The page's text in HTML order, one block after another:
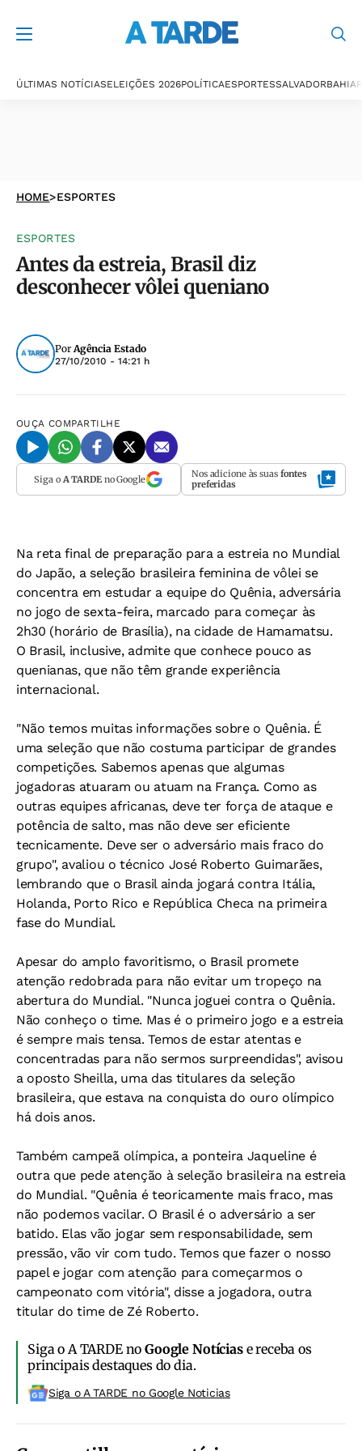
ÚLTIMAS NOTÍCIASELEIÇÕES 2026POLÍTICAESPORTESSALVADORBAHIA
HOME>ESPORTES
ESPORTES
Antes da estreia, Brasil diz
desconhecer vôlei queniano
PorAgência Estado
27/10/2010 - 14:21 h
OUÇA COMPARTILHE
Siga o A TARDEno Google Nos adicione às suas fontes
preferidas
Na reta final de preparação para a estreia no Mundial
do Japão, a seleção brasileira feminina de vôlei se
concentra em estudar a equipe do Quênia, adversária
no jogo de sexta-feira, marcado para começar às
2h30 (horário de Brasília), na cidade de Hamamatsu.
O Brasil, inclusive, admite que conhece pouco as
quenianas, que não têm grande experiência
internacional.
"Não temos muitas informações sobre o Quênia. É
uma seleção que não costuma participar de grandes
competições. Sabemos apenas que algumas
jogadoras atuaram ou atuam na França. Como as
outras equipes africanas, deve ter força de ataque e
potência de salto, mas não deve ser eficiente
tecnicamente. Deve ser o adversário mais fraco do
grupo", avaliou o técnico José Roberto Guimarães,
lembrando que o Brasil ainda jogará contra Itália,
Holanda, Porto Rico e República Checa na primeira
fase do Mundial.
Apesar do amplo favoritismo, o Brasil promete
atenção redobrada para não evitar um tropeço na
abertura do Mundial. "Nunca joguei contra o Quênia.
Não conheço o time. Mas é o primeiro jogo e a estreia
é sempre mais tensa. Temos de estar atentas e
concentradas para não sermos surpreendidas", avisou
a oposto Sheilla, uma das titulares da seleção
brasileira, que estava na conquista do ouro olímpico
há dois anos.
Também campeã olímpica, a ponteira Jaqueline é
outra que pede atenção à seleção brasileira na estreia
do Mundial. "Quênia é teoricamente mais fraco, mas
não podemos vacilar. O Brasil é o adversário a ser
batido. Elas vão jogar sem responsabilidade, sem
pressão, vão vir com tudo. Temos que fazer o nosso
papel e jogar com atenção para começarmos o
campeonato com vitória", disse a jogadora, outra
titular do time de Zé Roberto.
Siga o A TARDE noGoogle Notíciase receba os
principais destaques do dia.
Siga o A TARDE no Google Noticias